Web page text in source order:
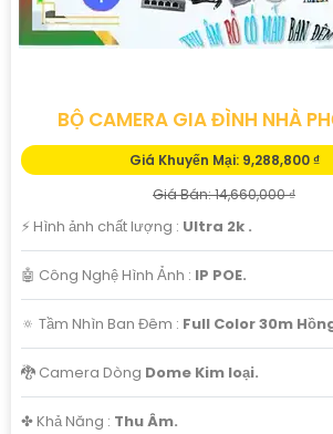
BỘ CAMERA GIA ĐÌNH NHÀ
Giá Khuyến Mại: 9,288,800 ₫
Giá Bán: 14,660,000 ₫
️⚡ Hình ảnh chất lượng : Ultra 2k .
🤖️ Công Nghệ Hình Ảnh : IP POE.
🔅 Tầm Nhìn Ban Đêm : Full Color 30m
🐉️ Camera Dòng Dome Kim loại.
️✤ Khả Năng : Thu Âm.